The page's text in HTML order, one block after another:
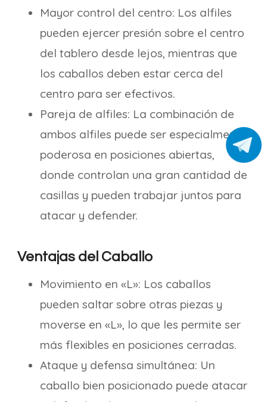
Mayor control del centro: Los alfiles
pueden ejercer presión sobre el centro
del tablero desde lejos, mientras que
los caballos deben estar cerca del
centro para ser efectivos.
Pareja de alfiles: La combinación de
ambos alfiles puede ser especialmente
poderosa en posiciones abiertas,
donde controlan una gran cantidad de
casillas y pueden trabajar juntos para
atacar y defender.
Ventajas del Caballo
Movimiento en «L»: Los caballos
pueden saltar sobre otras piezas y
moverse en «L», lo que les permite ser
más flexibles en posiciones cerradas.
Ataque y defensa simultánea: Un
caballo bien posicionado puede atacar